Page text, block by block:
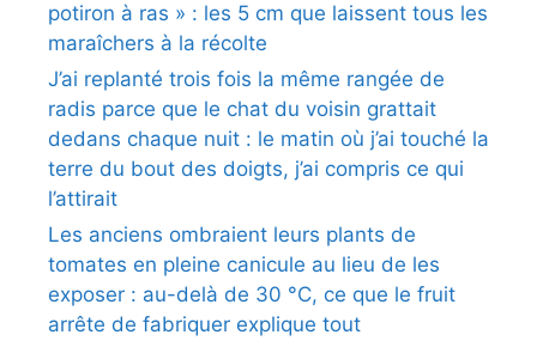
potiron à ras » : les 5 cm que laissent tous les
maraîchers à la récolte
J’ai replanté trois fois la même rangée de
radis parce que le chat du voisin grattait
dedans chaque nuit : le matin où j’ai touché la
terre du bout des doigts, j’ai compris ce qui
l’attirait
Les anciens ombraient leurs plants de
tomates en pleine canicule au lieu de les
exposer : au-delà de 30 °C, ce que le fruit
arrête de fabriquer explique tout